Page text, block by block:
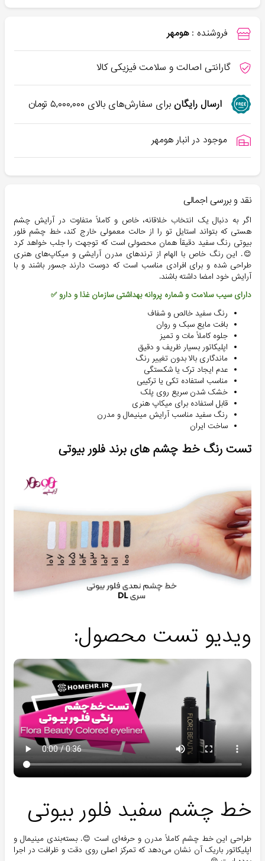
فروشنده : هومهر
گارانتی اصالت و سلامت فیزیکی کالا
ارسال رایگانبرای سفارش‌های بالای ۵,۰۰۰,۰۰۰تومان
موجود در انبار هومهر
نقد و بررسی اجمالی
اگر به دنبال یک انتخاب خلاقانه، خاص و کاملاً متفاوت در آرایش چشم
هستی که بتواند استایل تو را از حالت معمولی خارج کند، خط چشم فلور
بیوتی رنگ سفید دقیقاً همان محصولی است که توجهت را جلب خواهد کرد
😊. این رنگ خاص با الهام از ترندهای مدرن آرایشی و میکاپ‌های هنری
طراحی شده و برای افرادی مناسب است که دوست دارند جسور باشند و با
آرایش خود امضا داشته باشند.
دارای سیب سلامت و شماره پروانه بهداشتی سازمان غذا و دارو ✅
رنگ سفید خالص و شفاف
بافت مایع سبک و روان
جلوه کاملاً مات و تمیز
اپلیکاتور بسیار ظریف و دقیق
ماندگاری بالا بدون تغییر رنگ
عدم ایجاد ترک یا شکستگی
مناسب استفاده تکی یا ترکیبی
خشک شدن سریع روی پلک
قابل استفاده برای میکاپ هنری
رنگ سفید مناسب آرایش مینیمال و مدرن
ساخت ایران
تست رنگ خط چشم های برند فلور بیوتی
ویدیو تست محصول:
خط چشم سفید فلور بیوتی
طراحی این خط چشم کاملاً مدرن و حرفه‌ای است 😊. بسته‌بندی مینیمال و
اپلیکاتور باریک آن نشان می‌دهد که تمرکز اصلی روی دقت و ظرافت در اجرا